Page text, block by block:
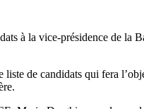
à la vice-présidence de la
de candidats qui fera